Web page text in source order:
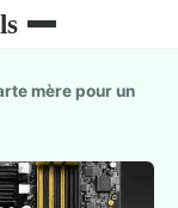
mère pour un